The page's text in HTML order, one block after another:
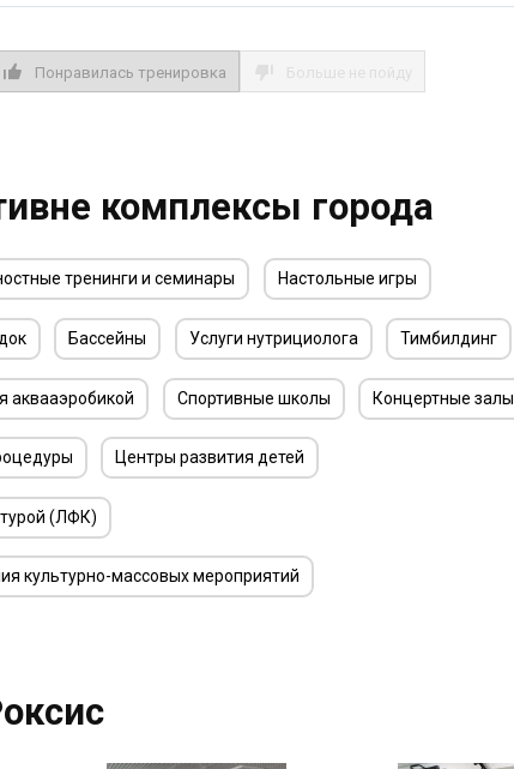
Понравилась тренировка
комплексы города
тренинги и семинары Настольные игры
Бассейны Услуги нутрициолога Тимбилдинг
аквааэробикой Спортивные школы Концертные залы
Центры развития детей
(ЛФК)
культурно-массовых мероприятий